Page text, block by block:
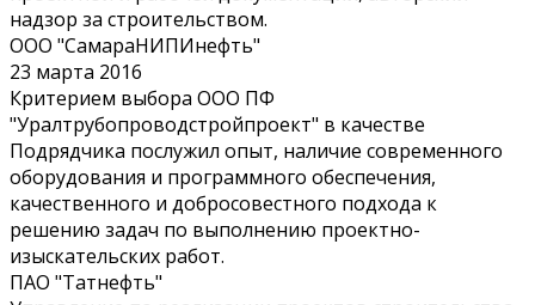
надзор за строительством.
ООО "СамараНИПИнефть"
23 марта 2016
Критерием выбора ООО ПФ
"Уралтрубопроводстройпроект" в качестве
Подрядчика послужил опыт, наличие современного
оборудования и программного обеспечения,
качественного и добросовестного подхода к
решению задач по выполнению проектно-
изыскательских работ.
ПАО "Татнефть"